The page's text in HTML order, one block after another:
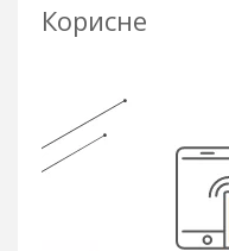
Корисне